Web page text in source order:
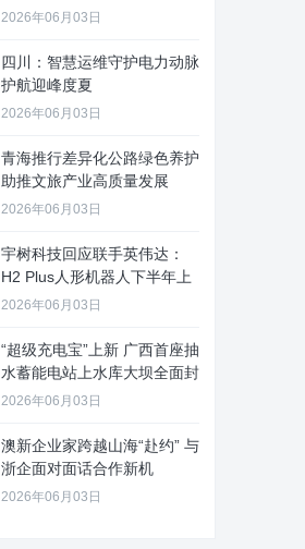
播
2026年06月03日
四川：智慧运维守护电力动脉
护航迎峰度夏
2026年06月03日
青海推行差异化公路绿色养护
助推文旅产业高质量发展
2026年06月03日
宇树科技回应联手英伟达：
H2 Plus人形机器人下半年上
2026年06月03日
“超级充电宝”上新 广西首座抽
水蓄能电站上水库大坝全面封
2026年06月03日
澳新企业家跨越山海“赴约” 与
浙企面对面话合作新机
2026年06月03日